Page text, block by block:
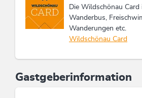
Die Wildschönau
Wanderbus,
Wanderungen etc.
Wildschönau Card
Gastgeberinformation